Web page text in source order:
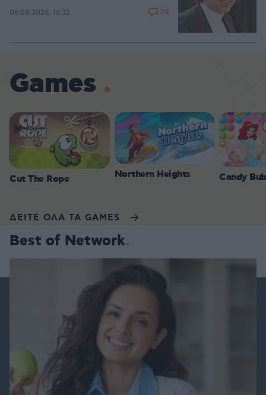
06.08.2026, 16:32 29
Games
Cut The Rope Northern Heights Candy
ΔΕΙΤΕ ΟΛΑ ΤΑ GAMES
Best of Network